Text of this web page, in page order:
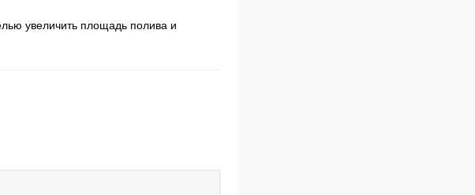
увеличить площадь полива и